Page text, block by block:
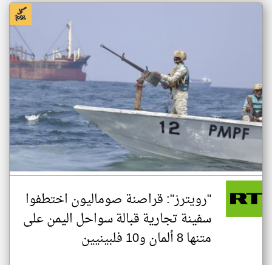
"رويترز": قراصنة صوماليون اختطفوا
سفينة تجارية قبالة سواحل اليمن على
متنها 8 ألمان و10 فلبينيين